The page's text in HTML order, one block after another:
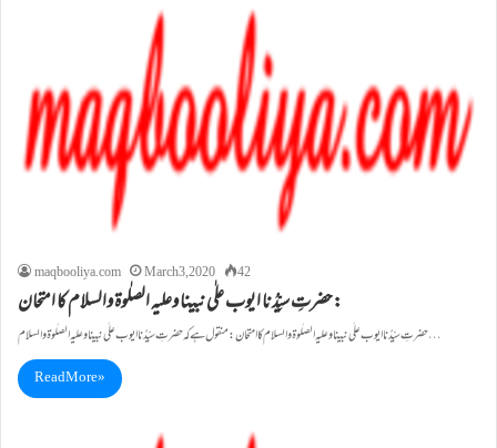
maqbooliya.com March 3, 2020 42
حضرتِ سیِّدُنا ایوب علٰی نبینا وعلیہ الصلٰوۃ والسلام کا امتحان:
حضرتِ سیِّدُنا ایوب علٰی نبینا وعلیہ الصلٰوۃ والسلام کا امتحان: منقول ہے کہ حضرتِ سیِّدُنا ایوب علٰی نبینا وعلیہ الصلٰوۃوالسلام…
Read More »